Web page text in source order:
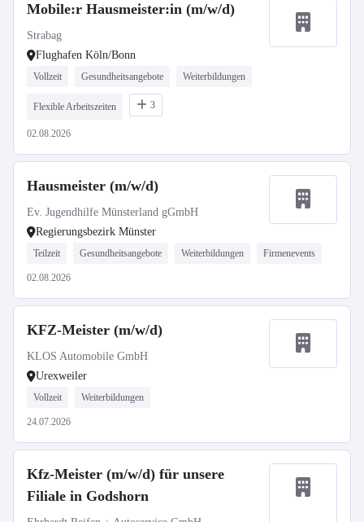
Mobile:r Hausmeister:in (m/w/d)
Strabag
Flughafen Köln/Bonn
Vollzeit Gesundheitsangebote Weiterbildungen
Flexible Arbeitszeiten 3
02.08.2026
Hausmeister (m/w/d)
Ev. Jugendhilfe Münsterland gGmbH
Regierungsbezirk Münster
Teilzeit Gesundheitsangebote Weiterbildungen Firmenevents
02.08.2026
KFZ-Meister (m/w/d)
KLOS Automobile GmbH
Urexweiler
Vollzeit Weiterbildungen
24.07.2026
Kfz-Meister (m/w/d) für unsere
Filiale in Godshorn